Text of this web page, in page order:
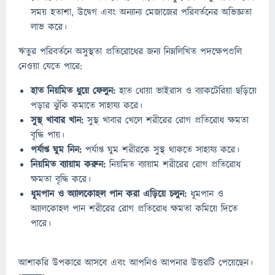
সময় হতাশা, উদ্বেগ এবং অন্যান্য মেজাজের পরিবর্তনের অভিজ্ঞতা
লাভ করে।
ঋতুর পরিবর্তনে অসুস্থতা প্রতিরোধের জন্য নিম্নলিখিত পদক্ষেপগুলি
নেওয়া যেতে পারে:
হাত নিয়মিত ধুয়ে ফেলুন: হাত ধোয়া ভাইরাস ও ব্যাকটেরিয়া ছড়িয়ে
পড়ার ঝুঁকি কমাতে সাহায্য করে।
সুস্থ খাবার খান: সুস্থ খাবার খেলে শরীরের রোগ প্রতিরোধ ক্ষমতা
বৃদ্ধি পায়।
পর্যাপ্ত ঘুম নিন: পর্যাপ্ত ঘুম শরীরকে সুস্থ থাকতে সাহায্য করে।
নিয়মিত ব্যায়াম করুন: নিয়মিত ব্যায়াম শরীরের রোগ প্রতিরোধ
ক্ষমতা বৃদ্ধি করে।
ধূমপান ও অ্যালকোহল পান করা এড়িয়ে চলুন: ধূমপান ও
অ্যালকোহল পান শরীরের রোগ প্রতিরোধ ক্ষমতা কমিয়ে দিতে
পারে।
আশাকরি উপকারে আসবে এবং আপনিও আপনার উত্তরটি পেয়েছেন।